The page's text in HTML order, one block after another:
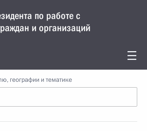
по работе с
и организаций
географии и тематике